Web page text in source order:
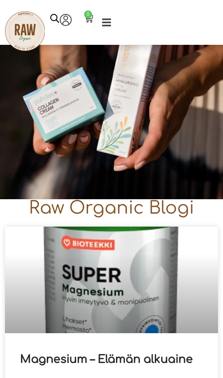
0
Raw Organic Blogi
Magnesium – Elämän alkuaine